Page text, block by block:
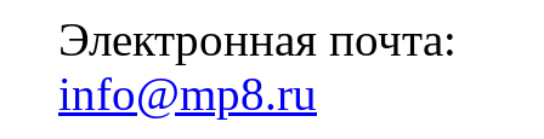
Электронная почта:
info@mp8.ru